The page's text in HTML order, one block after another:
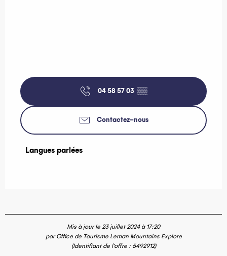
04 58 57 03 ▒▒
Contactez-nous
Langues parlées
Langues parlées
Mis à jour le 23 juillet 2024 à 17:20
par Office de Tourisme Leman Mountains Explore
(Identifiant de l'offre : 5492912)